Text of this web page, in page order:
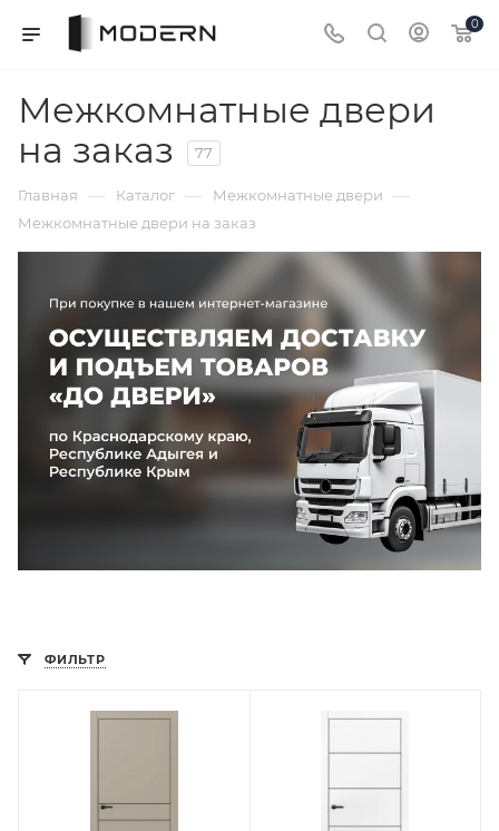
0
Межкомнатные двери
на заказ
77
Главная — Каталог — Межкомнатные двери —
Межкомнатные двери на заказ
ФИЛЬТР